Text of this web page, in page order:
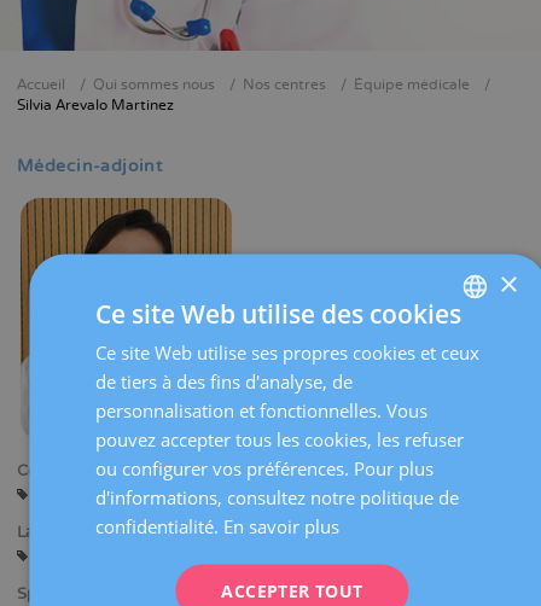
Fil
Accueil Qui sommes nous Nos centres
Équipe médicale
Silvia Arevalo Martinez
Médecin-adjoint
Centres:
Barcelone
Langues:
Spécialités:
SPANISH
×
Ce site Web utilise des cookies
Ce site Web utilise ses propres cookies et ceux
de tiers à des fins d'analyse, de
personnalisation et fonctionnelles. Vous
pouvez accepter tous les cookies, les refuser
ou configurer vos préférences. Pour plus
d'informations, consultez notre politique de
confidentialité. En savoir plus
ACCEPTER TOUT